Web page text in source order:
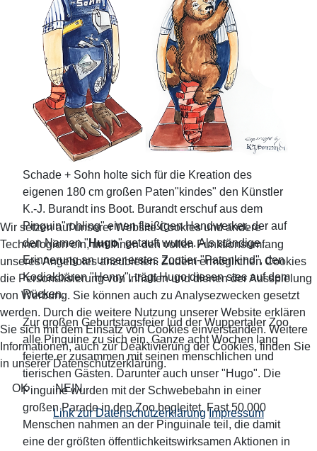
Schade + Sohn holte sich für die Kreation des
eigenen 180 cm großen Paten"kindes" den Künstler
K.-J. Burandt ins Boot. Burandt erschuf aus dem
Pinguin"rohling" einen fleißigen Handwerker, der auf
den Namen " Hugo" getauft wurde. Als ständige
Erinnerung an unser erstes Zootier-"Patenkind", den
Kodiakbären "Henry", trägt Hugo diesen stes auf dem
Rücken.
Zur großen Geburtstagsfeier lud der Wuppertaler Zoo
alle Pinguine zu sich ein. Ganze acht Wochen lang
feierte er zusammen mit seinen menschlichen und
tierischen Gästen. Darunter auch unser "Hugo". Die
Pinguine wurden mit der Schwebebahn in einer
großen Parade in den Zoo begleitet. Fast 50.000
Menschen nahmen an der Pinguinale teil, die damit
eine der größten öffentlichkeitswirksamen Aktionen in
Wir setzen auf unserer Website Cookies und andere
Technologien ein, um Ihnen den vollen Funktionsumfang
unseres Angebotes anzubieten. Zudem ermöglichen Cookies
die Personalisierung von Inhalten und dienen der Ausspielung
von Werbung. Sie können auch zu Analysezwecken gesetzt
werden. Durch die weitere Nutzung unserer Website erklären
Sie sich mit dem Einsatz von Cookies einverstanden. Weitere
Informationen, auch zur Deaktivierung der Cookies, finden Sie
in unserer Datenschutzerklärung.
OK NEIN
Link zur Datenschutzerklärung Impressum